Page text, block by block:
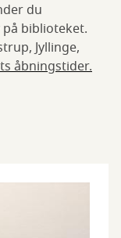
du
biblioteket.
Jyllinge,
åbningstider.